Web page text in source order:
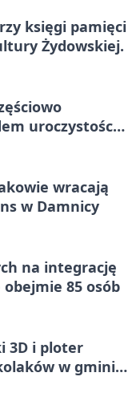
księgi pamięci
Żydowskiej.
uroczystości
wracają
w Damnicy
na integrację
85 osób
3D i ploter
w gminie